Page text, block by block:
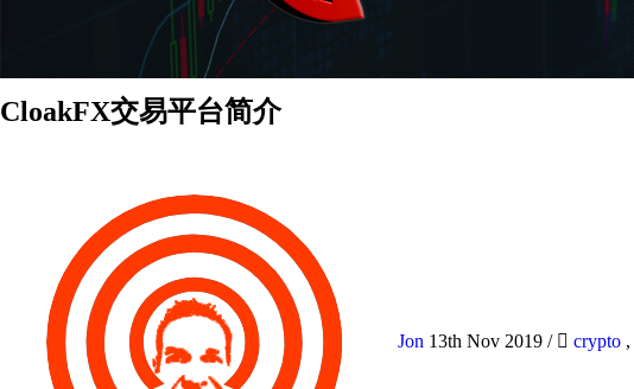
CloakFX交易平台简介
Jon 13th Nov 2019 / crypto ,